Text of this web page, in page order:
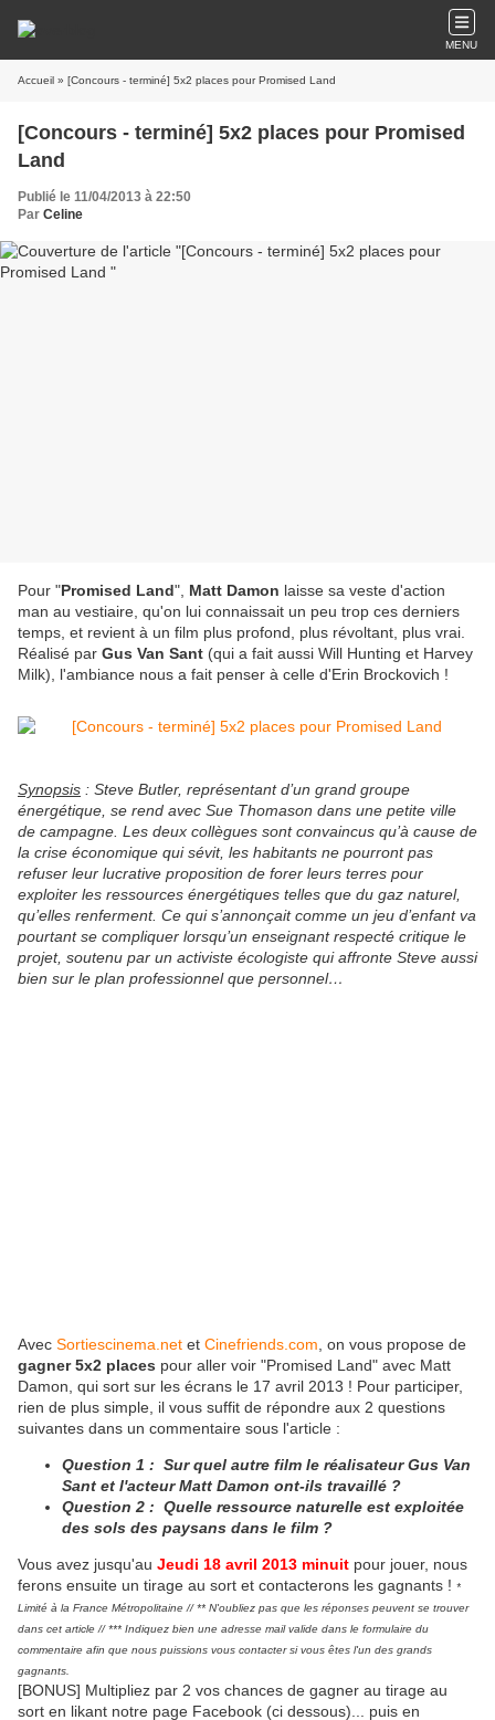
MENU
Accueil » [Concours - terminé] 5x2 places pour Promised Land
[Concours - terminé] 5x2 places pour Promised
Land
Publié le 11/04/2013 à 22:50
Par Celine
Pour "Promised Land", Matt Damon laisse sa veste d'action
man au vestiaire, qu'on lui connaissait un peu trop ces derniers
temps, et revient à un film plus profond, plus révoltant, plus vrai.
Réalisé par Gus Van Sant (qui a fait aussi Will Hunting et Harvey
Milk), l'ambiance nous a fait penser à celle d'Erin Brockovich !
Synopsis : Steve Butler, représentant d’un grand groupe
énergétique, se rend avec Sue Thomason dans une petite ville
de campagne. Les deux collègues sont convaincus qu’à cause de
la crise économique qui sévit, les habitants ne pourront pas
refuser leur lucrative proposition de forer leurs terres pour
exploiter les ressources énergétiques telles que du gaz naturel,
qu’elles renferment. Ce qui s’annonçait comme un jeu d’enfant va
pourtant se compliquer lorsqu’un enseignant respecté critique le
projet, soutenu par un activiste écologiste qui affronte Steve aussi
bien sur le plan professionnel que personnel…
Avec Sortiescinema.net et Cinefriends.com , on vous propose de
gagner 5x2 places pour aller voir "Promised Land" avec Matt
Damon, qui sort sur les écrans le 17 avril 2013 ! Pour participer,
rien de plus simple, il vous suffit de répondre aux 2 questions
suivantes dans un commentaire sous l'article :
Question 1 : Sur quel autre film le réalisateur Gus Van
Sant et l'acteur Matt Damon ont-ils travaillé ?
Question 2 : Quelle ressource naturelle est exploitée
des sols des paysans dans le film ?
Vous avez jusqu'au Jeudi 18 avril 2013 minuit pour jouer, nous
ferons ensuite un tirage au sort et contacterons les gagnants ! *
Limité à la France Métropolitaine // ** N'oubliez pas que les réponses peuvent se trouver
dans cet article // *** Indiquez bien une adresse mail valide dans le formulaire du
commentaire afin que nous puissions vous contacter si vous êtes l'un des grands
gagnants.
[BONUS] Multipliez par 2 vos chances de gagner au tirage au
sort en likant notre page Facebook (ci dessous)... puis en